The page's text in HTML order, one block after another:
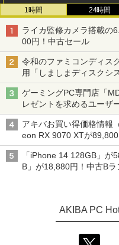
1時間 24時間
ライカ監修カメラ搭載の
00円！中古セール
令和のファミコンディス
用「しましまディスクシ
ゲーミングPC専門店「
レゼントを求めるユーザ
アキバお買い得価格情報
eon RX 9070 XTが
ニターが9,801円、暑さ
「iPhone 14 128GB」が
B」が18,880円！中古B
AKIBA PC